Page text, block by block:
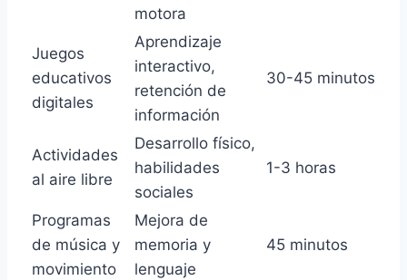
motora
Juegos
educativos
digitales
Aprendizaje
interactivo,
retención de
información
30-45 minutos
Actividades
al aire libre
Desarrollo físico,
habilidades
sociales
1-3 horas
Programas
de música y
movimiento
Mejora de
memoria y
lenguaje
45 minutos